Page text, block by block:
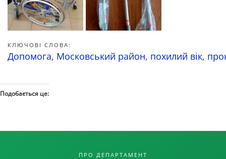
КЛЮЧОВІ СЛОВА:
Допомога, Московський район, похилий вік,
Подобається це:
ПРО ДЕПАРТАМЕНТ